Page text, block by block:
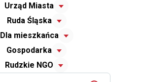
Urząd Miasta
Ruda Śląska
Dla mieszkańca
Gospodarka
Rudzkie NGO